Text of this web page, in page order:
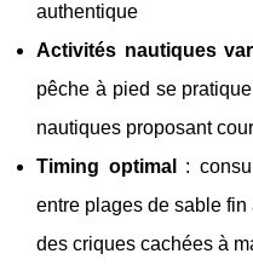
authentique
Activités nautiques
pêche à pied se
nautiques proposant
Timing optimal
:
entre plages de sable
des criques cachées à